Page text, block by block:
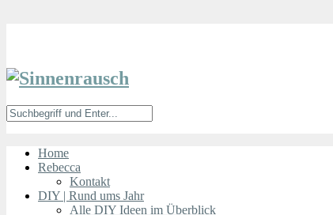
Home
Rebecca
Kontakt
DIY | Rund ums Jahr
Alle DIY Ideen im Überblick